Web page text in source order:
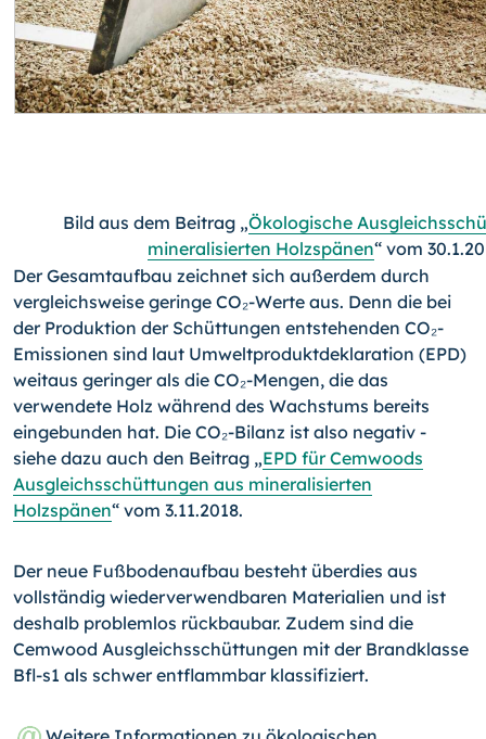
Bild aus dem Beitrag „Ökologische
mineralisierten Holzspänen“ vom
Der Gesamtaufbau zeichnet sich außerdem durch
vergleichsweise geringe CO₂-Werte aus. Denn die bei
der Produktion der Schüttungen entstehenden CO₂-
Emissionen sind laut Umweltproduktdeklaration (EPD)
weitaus geringer als die CO₂-Mengen, die das
verwendete Holz während des Wachstums bereits
eingebunden hat. Die CO₂-Bilanz ist also negativ -
siehe dazu auch den Beitrag „EPD für Cemwoods
Ausgleichsschüttungen aus mineralisierten
Holzspänen“ vom 3.11.2018.
Der neue Fußbodenaufbau besteht überdies aus
vollständig wiederverwendbaren Materialien und ist
deshalb problemlos rückbaubar. Zudem sind die
Cemwood Ausgleichsschüttungen mit der Brandklasse
Bfl-s1 als schwer entflammbar klassifiziert.